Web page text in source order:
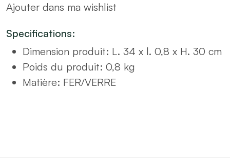
quantity
Ajouter dans ma wishlist
Specifications:
Dimension produit: L. 34 x l. 0,8 x H. 30 cm
Poids du produit: 0,8 kg
Matière: FER/VERRE